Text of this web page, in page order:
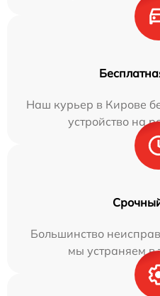
Наш курьер в Кирове
устройство на
Большинство
мы устраняем в